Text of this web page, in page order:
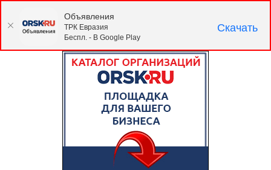
Объявления
ТРК Евразия
Беспл. - В Google Play
Скачать